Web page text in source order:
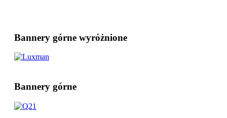
Bannery górne wyróżnione
Bannery górne